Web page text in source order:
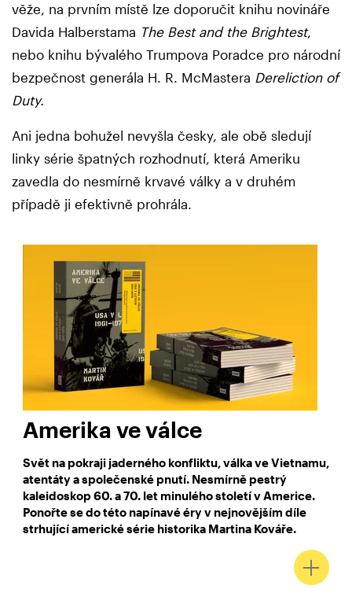
věže, na prvním místě lze doporučit knihu novináře
Davida Halberstama The Best and the Brightest,
nebo knihu bývalého Trumpova Poradce pro národní
bezpečnost generála H. R. McMastera Dereliction of
Duty.
Ani jedna bohužel nevyšla česky, ale obě sledují
linky série špatných rozhodnutí, která Ameriku
zavedla do nesmírně krvavé války a v druhém
případě ji efektivně prohrála.
Amerika ve válce
Svět na pokraji jaderného konfliktu, válka ve Vietnamu,
atentáty a společenské pnutí. Nesmírně pestrý
kaleidoskop 60. a 70. let minulého století v Americe.
Ponořte se do této napínavé éry v nejnovějším díle
strhující americké série historika Martina Kováře.